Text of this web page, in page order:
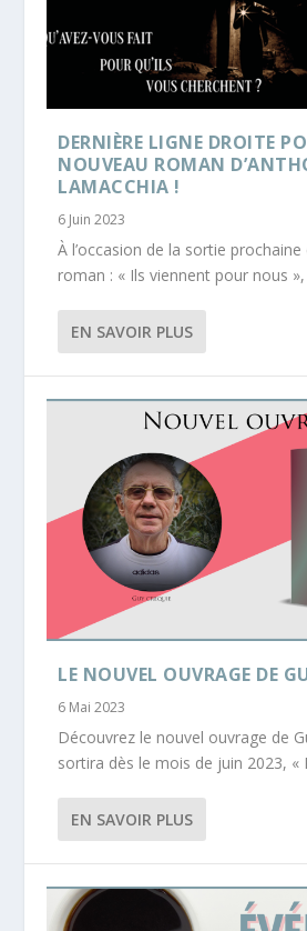
DERNIÈRE LIGNE DROITE
NOUVEAU ROMAN
LAMACCHIA !
6 Juin 2023
À l’occasion de la sortie
roman : « Ils viennent pour nous »,
EN SAVOIR PLUS
LE NOUVEL OUVRAGE DE
6 Mai 2023
Découvrez le nouvel ouvrage de
sortira dès le mois de juin 2023, «
EN SAVOIR PLUS